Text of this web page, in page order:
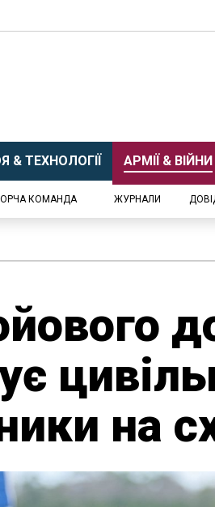
& ТЕХНОЛОГІЇ АРМІЇ & ВІЙНИ
КОМАНДА ЖУРНАЛИ
на